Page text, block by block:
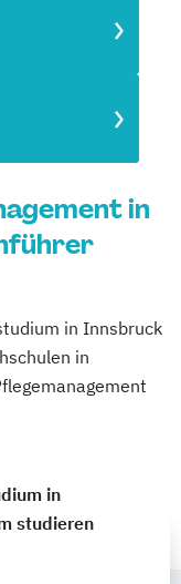
in
in Innsbruck
in
in
studieren